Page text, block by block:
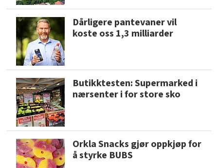
Dårligere pantevaner vil
koste oss 1,3 milliarder
Butikktesten: Supermarked i
nærsenter i for store sko
Orkla Snacks gjør oppkjøp for
å styrke BUBS